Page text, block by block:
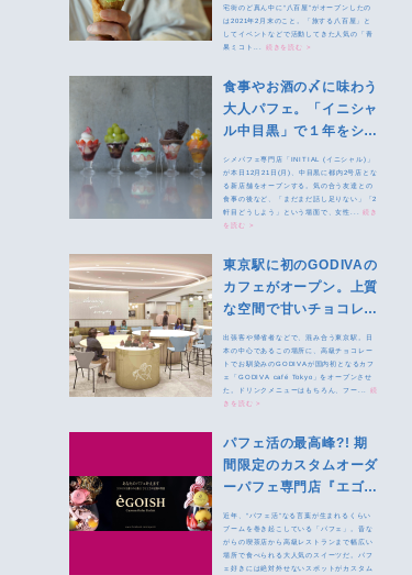
宅街のど真ん中に“八百屋”がオープンしたの
は2021年2月末のこと。「旅する八百屋」と
してイベントなどで活動してきた人気の「青
果ミコト...
続きを読む >
食事やお酒の〆に味わう
大人パフェ。「イニシャ
ル中目黒」で１年をシメ
くくろう
シメパフェ専門店「INITIAL (イニシャル)」
が本日12月21日(月)、中目黒に都内2号店とな
る新店舗をオープンする。気の合う友達との
食事の後など、「まだまだ話し足りない」「2
軒目どうしよう」という場面で、女性...
続き
を読む >
東京駅に初のGODIVAの
カフェがオープン。上質
な空間で甘いチョコレー
トドリンクを堪能しよう
出張客や帰省者などで、混み合う東京駅。日
本の中心であるこの場所に、高級チョコレー
トでお馴染みのGODIVAが国内初となるカフ
ェ「GODIVA café Tokyo」をオープンさせ
た。ドリンクメニューはもちろん、フー...
続
きを読む >
パフェ活の最高峰?! 期
間限定のカスタムオーダ
ーパフェ専門店『エゴイ
ッシュ（éGOISH）』で
自分だけの味を
近年、“パフェ活”なる言葉が生まれるくらい
ブームを巻き起こしている「パフェ」。昔な
がらの喫茶店から高級レストランまで幅広い
場所で食べられる大人気のスイーツだ。パフ
ェ好きには絶対外せないスポットがカスタム